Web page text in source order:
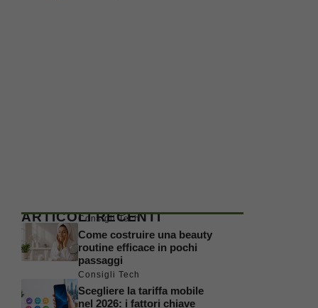
ARTICOLI RECENTI
Consigli Tech
Come costruire una beauty
routine efficace in pochi
passaggi
Consigli Tech
Scegliere la tariffa mobile
nel 2026: i fattori chiave